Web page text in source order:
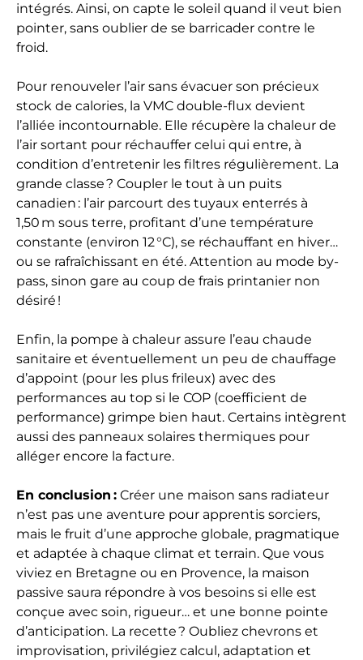
intégrés. Ainsi, on capte le soleil quand il veut bien
pointer, sans oublier de se barricader contre le
froid.
Pour renouveler l’air sans évacuer son précieux
stock de calories, la VMC double-flux devient
l’alliée incontournable. Elle récupère la chaleur de
l’air sortant pour réchauffer celui qui entre, à
condition d’entretenir les filtres régulièrement. La
grande classe ? Coupler le tout à un puits
canadien : l’air parcourt des tuyaux enterrés à
1,50 m sous terre, profitant d’une température
constante (environ 12 °C), se réchauffant en hiver…
ou se rafraîchissant en été. Attention au mode by-
pass, sinon gare au coup de frais printanier non
désiré !
Enfin, la pompe à chaleur assure l’eau chaude
sanitaire et éventuellement un peu de chauffage
d’appoint (pour les plus frileux) avec des
performances au top si le COP (coefficient de
performance) grimpe bien haut. Certains intègrent
aussi des panneaux solaires thermiques pour
alléger encore la facture.
En conclusion : Créer une maison sans radiateur
n’est pas une aventure pour apprentis sorciers,
mais le fruit d’une approche globale, pragmatique
et adaptée à chaque climat et terrain. Que vous
viviez en Bretagne ou en Provence, la maison
passive saura répondre à vos besoins si elle est
conçue avec soin, rigueur… et une bonne pointe
d’anticipation. La recette ? Oubliez chevrons et
improvisation, privilégiez calcul, adaptation et